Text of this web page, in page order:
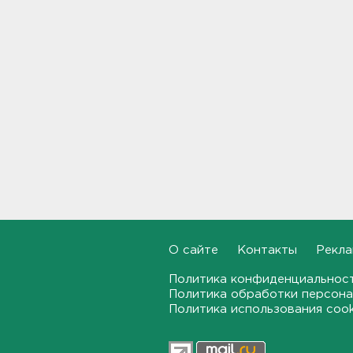
списки. Ленобласть подвела
мормонов из Выборга
О сайте Контакты
Политика
Политика обработки
Политика использования